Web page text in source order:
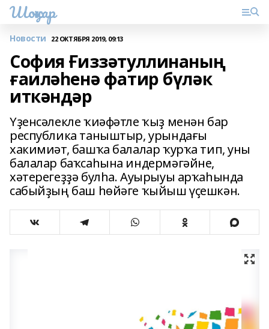
Шоңҡар
Новости 22 ОКТЯБРЯ 2019, 09:13
София Ғиззәтуллинаның
ғаиләһенә фатир бүләк
иткәндәр
Үҙенсәлекле ҡиәфәтле ҡыҙ менән бар
республика таныштыр, урындағы
хакимиәт, башҡа балалар ҡурҡа тип, уны
балалар баҡсаһына индермәгәйне,
хәтерегеҙҙә булһа. Ауырыуы арҡаһында
сабыйҙың баш һөйәге ҡыйыш үҫешкән.